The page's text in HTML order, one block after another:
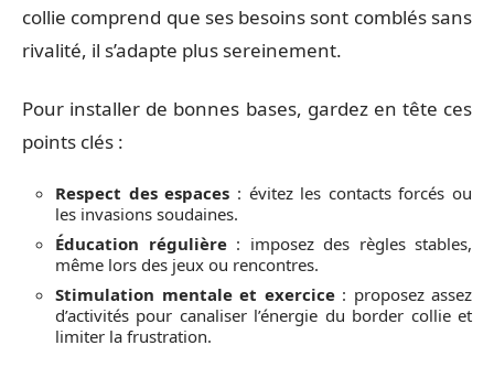
collie comprend que ses besoins sont comblés sans
rivalité, il s’adapte plus sereinement.
Pour installer de bonnes bases, gardez en tête ces
points clés :
Respect des espaces : évitez les contacts forcés ou
les invasions soudaines.
Éducation régulière: imposez des règles stables,
même lors des jeux ou rencontres.
Stimulation mentale et exercice: proposez assez
d’activités pour canaliser l’énergie du border collie et
limiter la frustration.